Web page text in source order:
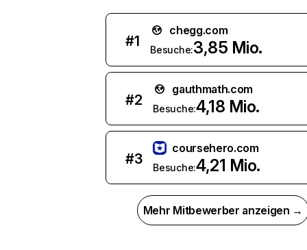
#1
chegg.com
Besuche:3,85 Mio.
#2
gauthmath.com
Besuche:4,18 Mio.
#3
coursehero.com
Besuche:4,21 Mio.
Mehr Mitbewerber anzeigen →